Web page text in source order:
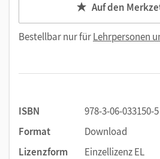
Auf den
Bestellbar nur fürLehrpersonen
ISBN
978-3-06-033150-5
Format
Download
Lizenzform
Einzellizenz EL